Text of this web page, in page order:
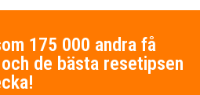
175 000 andra få
de bästa resetipsen